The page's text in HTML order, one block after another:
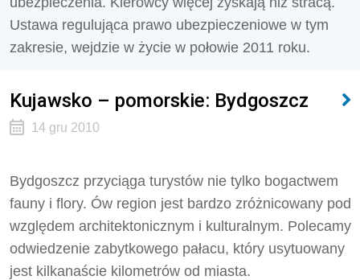
Ustawa regulująca prawo ubezpieczeniowe w tym
zakresie, wejdzie w życie w połowie 2011 roku.
Kujawsko – pomorskie: Bydgoszcz
14 gru 2010
Bydgoszcz przyciąga turystów nie tylko bogactwem
fauny i flory. Ów region jest bardzo zróżnicowany pod
względem architektonicznym i kulturalnym. Polecamy
odwiedzenie zabytkowego pałacu, który usytuowany
jest kilkanaście kilometrów od miasta.